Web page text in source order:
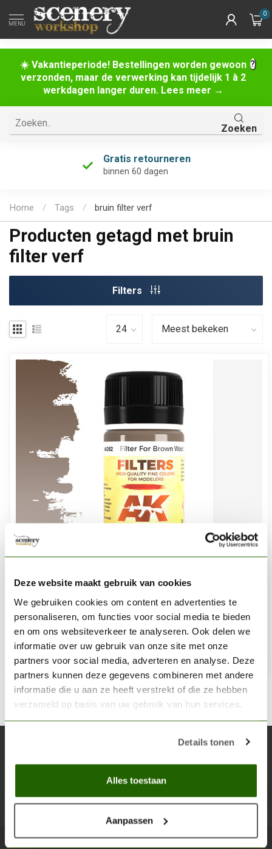
Deze website maakt gebruik van cookies
We gebruiken cookies om content en advertenties te
personaliseren, om functies voor social media te bieden
en om ons websiteverkeer te analyseren. Ook delen we
informatie over uw gebruik van onze site met onze
partners voor social media, adverteren en analyse. Deze
partners kunnen deze gegevens combineren met andere
informatie die u aan ze heeft verstrekt of die ze hebben
verzameld op basis van uw gebruik van hun services.
Details tonen
Alles toestaan
Aanpassen
☀️ Vakantieperiode! Bestellingen worden gewoon
verzonden, maar de verwerking kan tijdelijk 1 à 2
werkdagen langer duren. Lees meer →
MENU
0
Zoeken
Gratis retourneren
binnen 60 dagen
Home / Tags / bruin filter verf
Producten getagd met bruin
filter verf
Filters
Red Brown For Wood - Weathering Filter - 35 ml - AK262
€3,75
Op voorraad
Blijf op de hoogte over onze laatste acties